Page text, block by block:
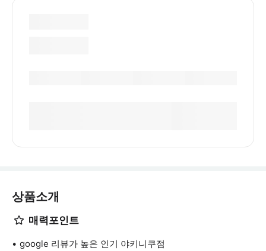
상품소개
매력포인트
google 리뷰가 높은 인기 야키니쿠점